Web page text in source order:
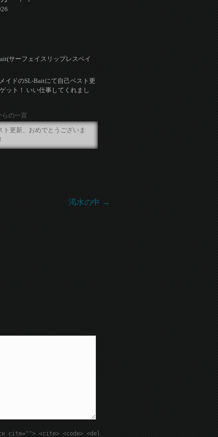
サーフェイスリップレスベイ
イドのSL-Baitにて自己ベスト更
ット！ いい仕事してくれまし
らの一言
ト更新、おめでとうございま
渇水の中 →
cite=""> <cite> <code> <del